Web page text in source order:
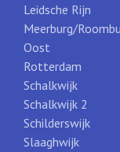
Leidsche Rijn
Meerburg/
Oost
Rotterdam
Schalkwijk
Schalkwijk 2
Schilderswijk
Slaaghwijk